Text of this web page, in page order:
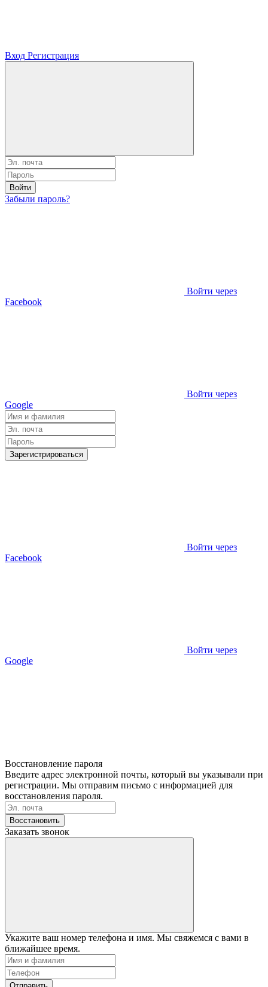
Вход Регистрация
Войти
Забыли пароль?
Войти через
Facebook
Войти через
Google
Зарегистрироваться
Войти через
Facebook
Войти через
Google
Восстановление пароля
Введите адрес электронной почты, который вы указывали при
регистрации. Мы отправим письмо с информацией для
восстановления пароля.
Восстановить
Заказать звонок
Укажите ваш номер телефона и имя. Мы свяжемся с вами в
ближайшее время.